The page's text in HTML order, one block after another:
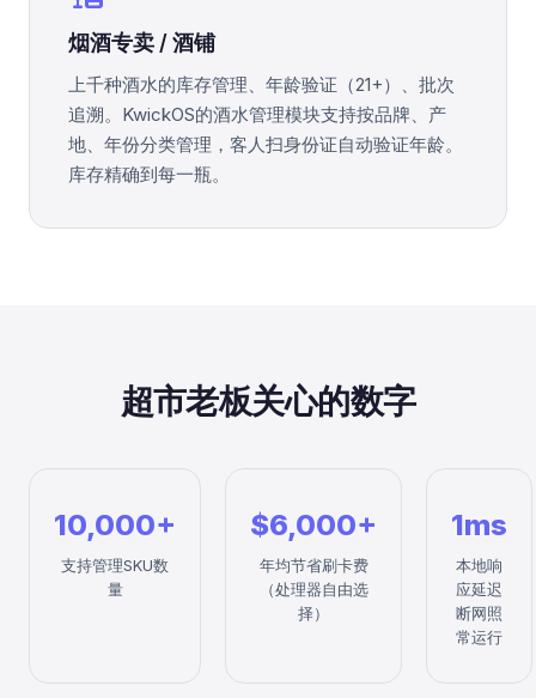
烟酒专卖 / 酒铺
上千种酒水的库存管理、年龄验证（21+）、批次
追溯。KwickOS的酒水管理模块支持按品牌、产
地、年份分类管理，客人扫身份证自动验证年龄。
库存精确到每一瓶。
超市老板关心的数字
10,000+
支持管理SKU数
量
$6,000+
年均节省刷卡费
（处理器自由选
择）
1ms
本地响
应延迟
断网照
常运行